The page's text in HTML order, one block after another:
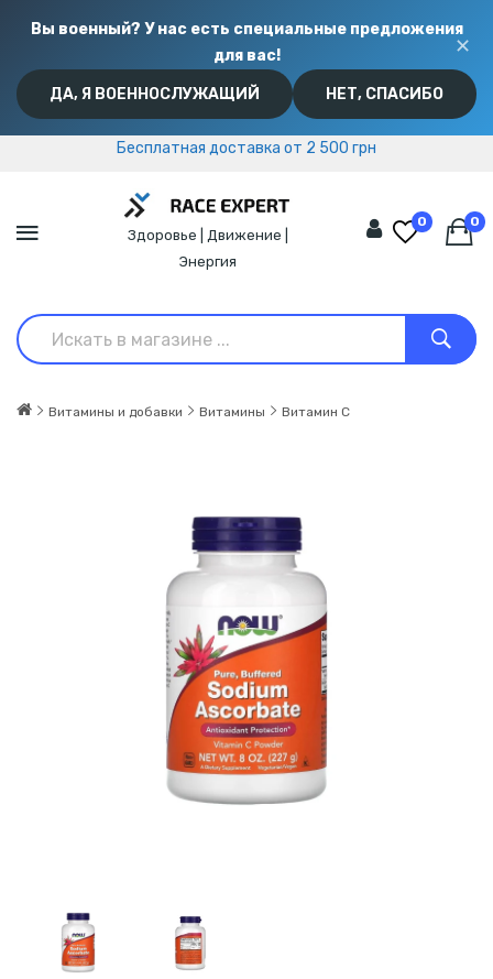
Вы военный? У нас есть специальные предложения
для вас!
ДА, Я ВОЕННОСЛУЖАЩИЙ НЕТ, СПАСИБО
✕
Бесплатная доставка от 2 500 грн
Бесплатная доставка от 2 500 грн
Здоровье | Движение |
Энергия
0 0
Витамины и добавки Витамины Витамин C